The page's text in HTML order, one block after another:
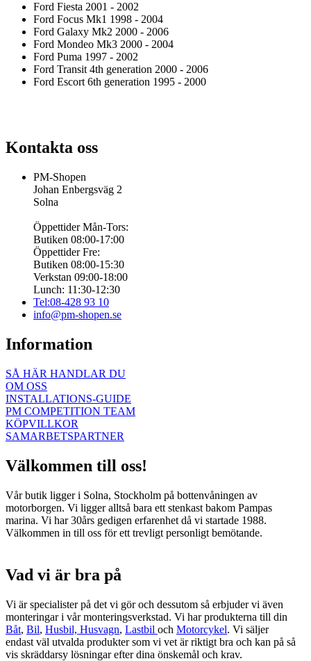
Ford Fiesta 2001 - 2002
Ford Focus Mk1 1998 - 2004
Ford Galaxy Mk2 2000 - 2006
Ford Mondeo Mk3 2000 - 2004
Ford Puma 1997 - 2002
Ford Transit 4th generation 2000 - 2006
Ford Escort 6th generation 1995 - 2000
Kontakta oss
PM-Shopen
Johan Enbergsväg 2
Solna
Öppettider Mån-Tors:
Butiken 08:00-17:00
Öppettider Fre:
Butiken 08:00-15:30
Verkstan 09:00-18:00
Lunch: 11:30-12:30
Tel:08-428 93 10
info@pm-shopen.se
Information
SÅ HÄR HANDLAR DU
OM OSS
INSTALLATIONS-GUIDE
PM COMPETITION TEAM
KÖPVILLKOR
SAMARBETSPARTNER
Välkommen till oss!
Vår butik ligger i Solna, Stockholm på bottenvåningen av
motorborgen. Vi ligger alltså bara ett stenkast bakom Pampas
marina. Vi har 30års gedigen erfarenhet då vi startade 1988.
Välkommen in till oss för ett trevligt personligt bemötande.
Vad vi är bra på
Vi är specialister på det vi gör och dessutom så erbjuder vi även
monteringar i vår monteringsverkstad. Vi har produkterna till din
Båt, Bil, Husbil, Husvagn, Lastbil och Motorcykel. Vi säljer
endast väl utvalda produkter som vi vet är riktigt bra och kan på så
vis skräddarsy lösningar efter dina önskemål och krav.